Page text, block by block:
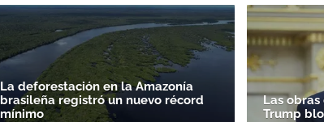
La deforestación en la Amazonía
brasileña registró un nuevo récord
mínimo
Las
Trump